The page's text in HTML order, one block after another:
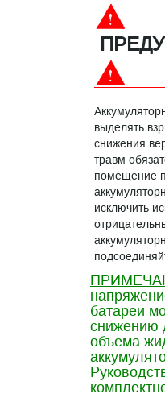
выделять
снижения
травм
помещение
исключить
батареи
снижению
объема